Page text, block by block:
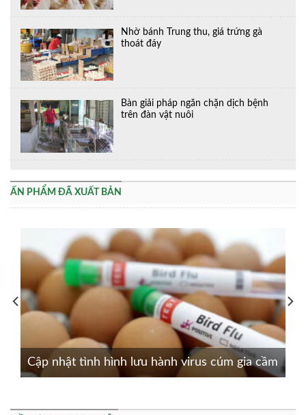
Nhờ bánh Trung thu, giá trứng gà
thoát đáy
Bàn giải pháp ngăn chặn dịch bệnh
trên đàn vật nuôi
ẤN PHẨM ĐÃ XUẤT BẢN
Cập nhật tình hình lưu hành virus cúm gia cầm